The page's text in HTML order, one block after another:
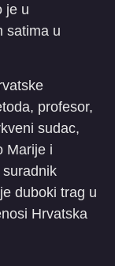
je u
satima u
profesor,
sudac,
Marije i
duboki trag u
Hrvatska